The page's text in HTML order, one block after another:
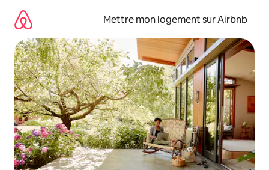
directement
contenu
Mettre mon logement sur Airbnb